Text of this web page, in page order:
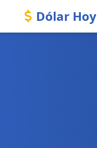
Dólar Hoy